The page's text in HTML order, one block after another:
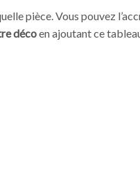
pièce. Vous pouvez
décoen ajoutant ce